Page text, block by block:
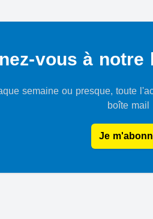
vous à notre
semaine ou presque, toute
boîte mail
Je